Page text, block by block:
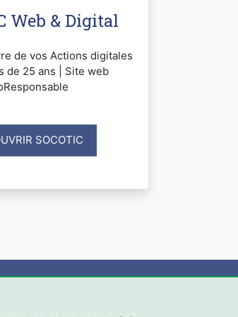
Web & Digital
de vos Actions digitales
de 25 ans | Site web
SOCOTIC
-75 et sur Pornic - 44.